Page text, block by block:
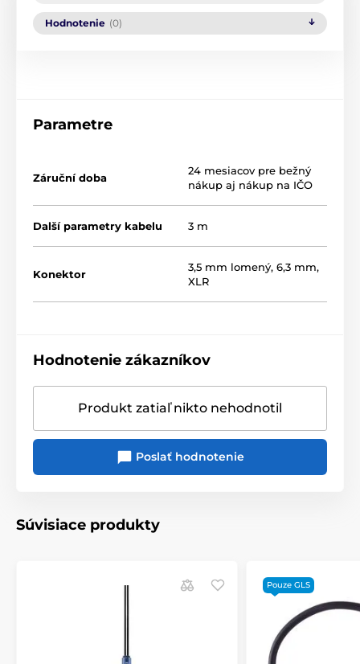
Hodnotenie (0)
Parametre
Záruční doba
24 mesiacov pre bežný
nákup aj nákup na IČO
Další parametry kabelu 3 m
Konektor
3,5 mm lomený, 6,3 mm,
XLR
Hodnotenie zákazníkov
Produkt zatiaľ nikto nehodnotil
Poslať hodnotenie
Súvisiace produkty
Pouze GLS